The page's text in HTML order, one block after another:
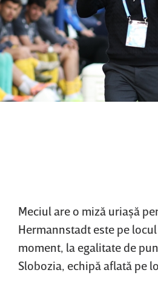
Meciul are o miză uriaşă
Hermannstadt este pe
moment, la egalitate de
Slobozia, echipă aflată pe